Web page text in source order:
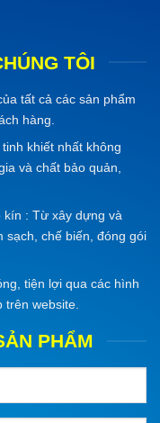
TÔI
tất cả các sản phẩm
hàng.
khiết nhất không
và chất bảo quản,
kín : Từ xây dựng và
sạch, chế biến, đóng gói
tiện lợi qua các hình
website.
PHẨM